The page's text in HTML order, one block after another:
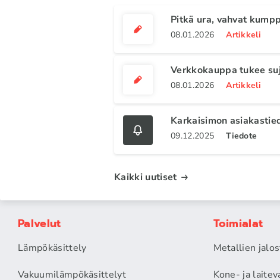
Pitkä ura, vahvat
08.01.2026 Artikkeli
Verkkokauppa tukee
08.01.2026 Artikkeli
Karkaisimon
09.12.2025 Tiedote
Kaikki uutiset
Palvelut
Lämpökäsittely
Vakuumilämpökäsittelyt
Toimialat
Metallien
Kone- ja